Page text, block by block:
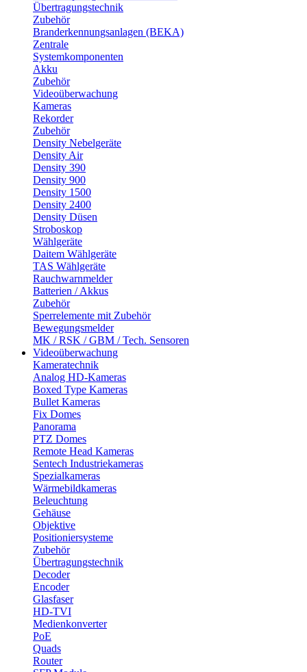
Übertragungstechnik
Zubehör
Branderkennungsanlagen (BEKA)
Zentrale
Systemkomponenten
Akku
Zubehör
Videoüberwachung
Kameras
Rekorder
Zubehör
Density Nebelgeräte
Density Air
Density 390
Density 900
Density 1500
Density 2400
Density Düsen
Stroboskop
Wählgeräte
Daitem Wählgeräte
TAS Wählgeräte
Rauchwarnmelder
Batterien / Akkus
Zubehör
Sperrelemente mit Zubehör
Bewegungsmelder
MK / RSK / GBM / Tech. Sensoren
Videoüberwachung
Kameratechnik
Analog HD-Kameras
Boxed Type Kameras
Bullet Kameras
Fix Domes
Panorama
PTZ Domes
Remote Head Kameras
Sentech Industriekameras
Spezialkameras
Wärmebildkameras
Beleuchtung
Gehäuse
Objektive
Positioniersysteme
Zubehör
Übertragungstechnik
Decoder
Encoder
Glasfaser
HD-TVI
Medienkonverter
PoE
Quads
Router